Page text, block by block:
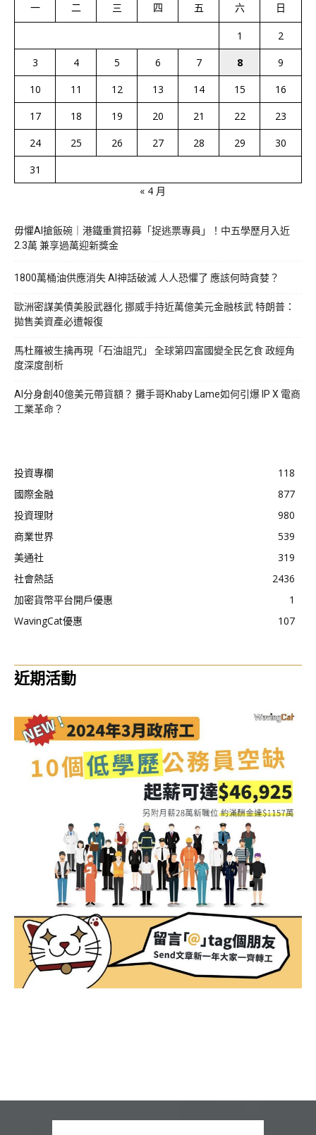
一 二 三 四 五 六 日
1
2
3
4 5 6 7 8
9
10
11 12 13 14 15
16
17
18 19 20 21 22
23
24
25 26 27 28 29
30
31
« 4 月
毋懼AI搶飯碗｜港鐵重賞招募「捉逃票專員」！中五學歷月入近
2.3萬 兼享過萬迎新獎金
1800萬桶油供應消失 AI神話破滅 人人恐懼了 應該何時貪婪？
歐洲密謀美債美股武器化 挪威手持近萬億美元金融核武 特朗普：
拋售美資產必遭報復
馬杜羅被生擒再現「石油詛咒」 全球第四富國變全民乞食 政經角
度深度剖析
AI分身創40億美元帶貨額？ 攤手哥Khaby Lame如何引爆 IP X 電商
工業革命？
投資專欄
118
國際金融
877
投資理財
980
商業世界
539
美通社
319
社會熱話
2436
加密貨幣平台開戶優惠
1
WavingCat優惠
107
近期活動